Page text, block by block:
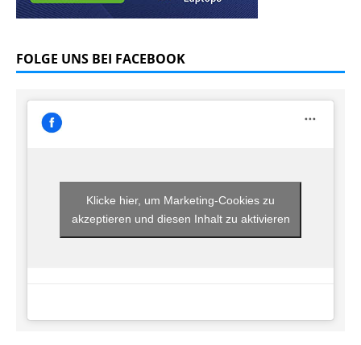
FOLGE UNS BEI FACEBOOK
Klicke hier, um Marketing-Cookies zu
akzeptieren und diesen Inhalt zu aktivieren